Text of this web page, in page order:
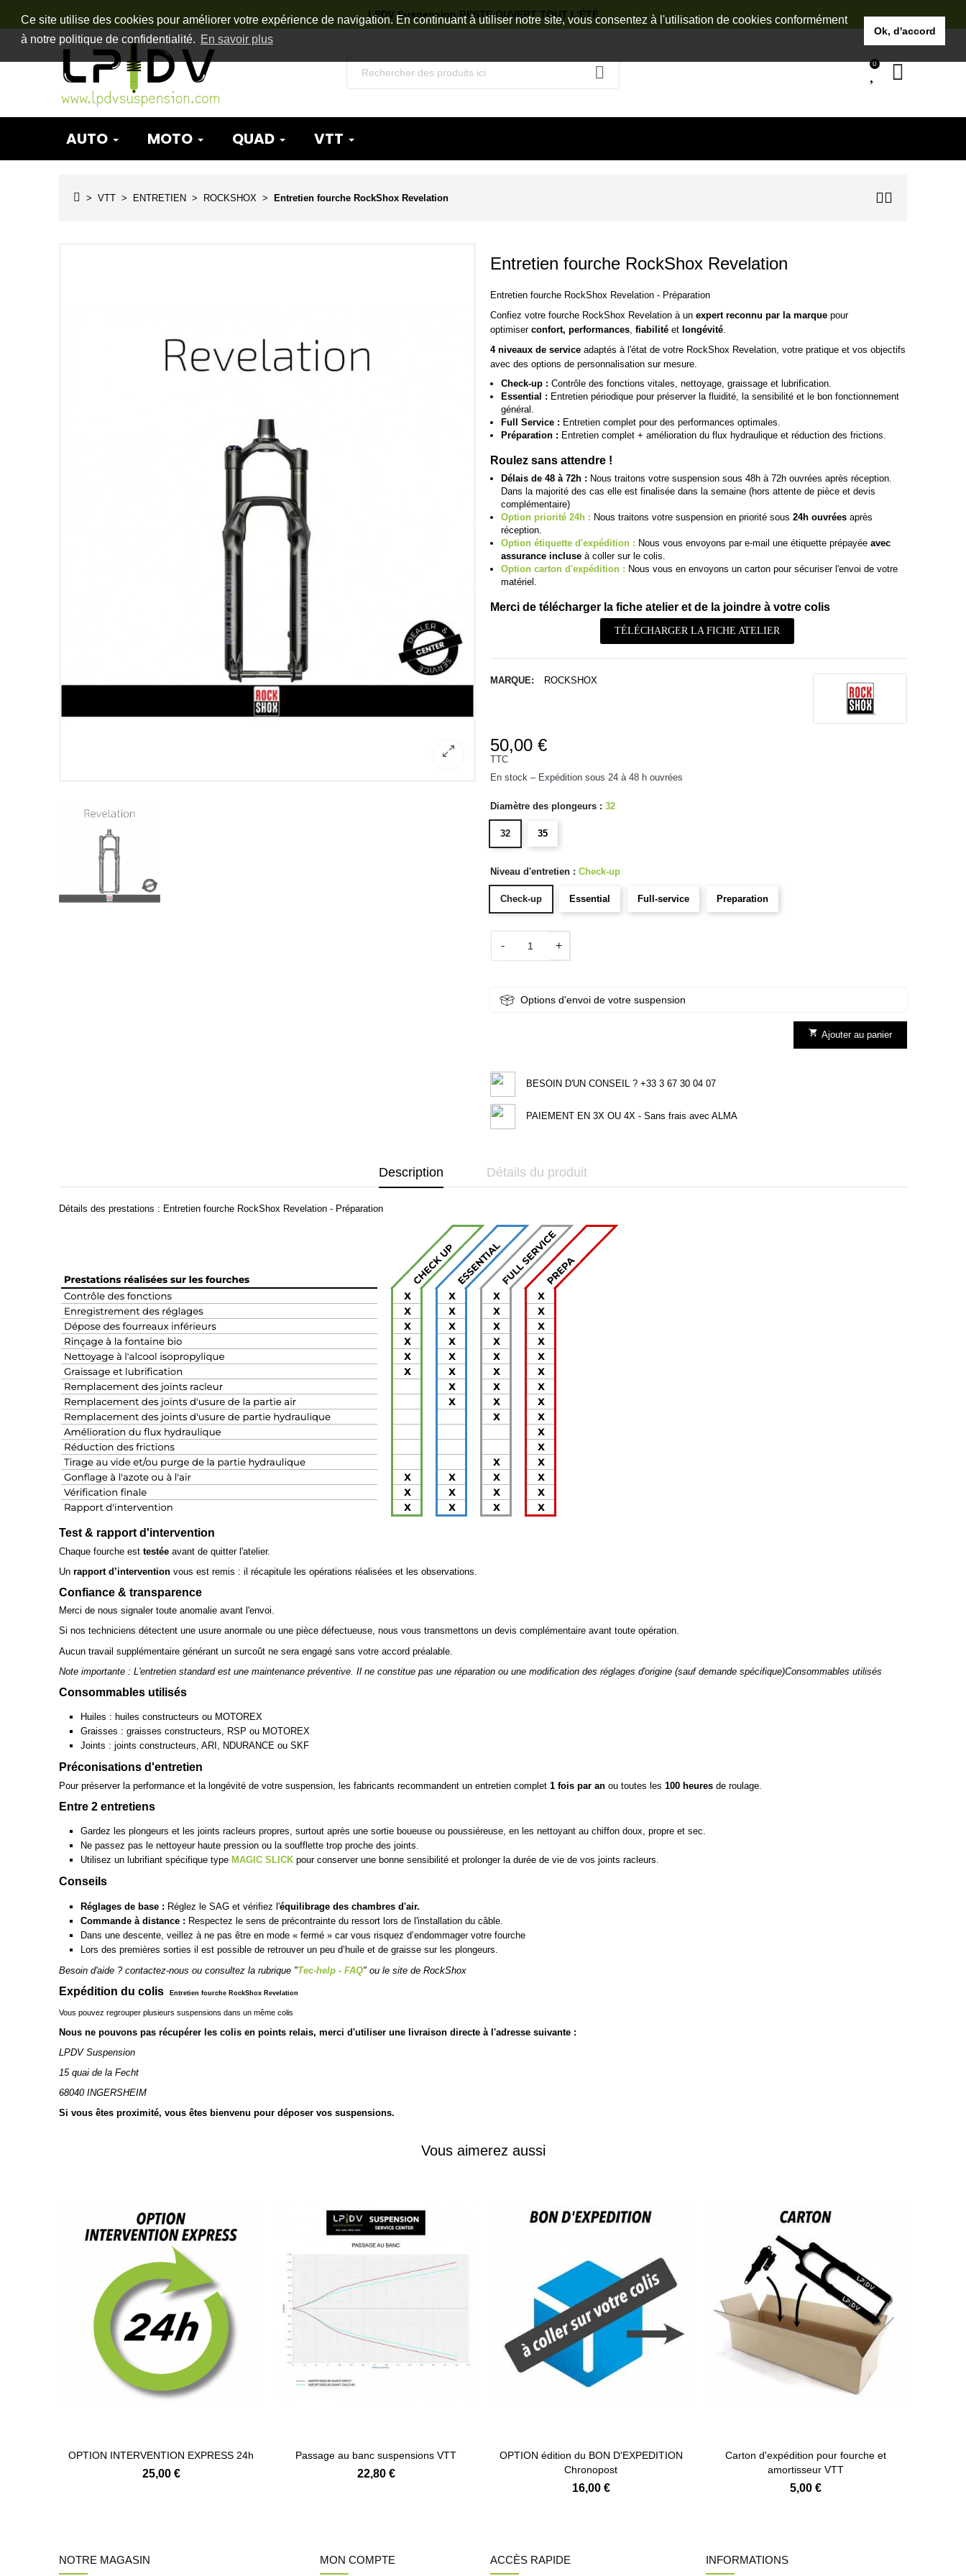
Ce site utilise des cookies pour améliorer votre expérience de navigation. En continuant à utiliser notre site, vous consentez à l'utilisation de cookies conformément
à notre politique de confidentialité. En savoir plus
Ok, d'accord
LPDV Suspension RESTE OUVERT TOUT L'ÉTÉ
0
AUTO MOTO QUAD VTT
VTT ENTRETIEN ROCKSHOX Entretien fourche RockShox Revelation
Entretien fourche RockShox Revelation
Entretien fourche RockShox Revelation - Préparation
Confiez votre fourche RockShox Revelation à un expert reconnu par la marque pour
optimiser confort, performances fiabilité et longévité
4 niveaux de service adaptés à l'état de votre RockShox Revelation, votre pratique et vos objectifs
avec des options de personnalisation sur mesure.
Check-up : Contrôle des fonctions vitales, nettoyage, graissage et lubrification.
Essential : Entretien périodique pour préserver la fluidité, la sensibilité et le bon fonctionnement
général.
Full Service : Entretien complet pour des performances optimales.
Préparation : Entretien complet + amélioration du flux hydraulique et réduction des frictions.
Roulez sans attendre !
Délais de 48 à 72h : Nous traitons votre suspension sous 48h à 72h ouvrées après réception.
Dans la majorité des cas elle est finalisée dans la semaine (hors attente de pièce et devis
complémentaire)
Option priorité 24h : Nous traitons votre suspension en priorité sous 24h ouvrées après
réception.
Option étiquette d'expédition : Nous vous envoyons par e-mail une étiquette prépayée avec
assurance incluse à coller sur le colis.
Option carton d'expédition : Nous vous en envoyons un carton pour sécuriser l'envoi de votre
matériel.
Merci de télécharger la fiche atelier et de la joindre à votre colis
TÉLÉCHARGER LA FICHE ATELIER
MARQUE: ROCKSHOX
50,00 €
TTC
En stock – Expédition sous 24 à 48 h ouvrées
Diamètre des plongeurs : 32
32 35
Niveau d'entretien : Check-up
Check-up Essential Full-service Preparation
- +
Options d'envoi de votre suspension
 Ajouter au panier
BESOIN D'UN CONSEIL ? +33 3 67 30 04 07
PAIEMENT EN 3X OU 4X - Sans frais avec ALMA
Description Détails du produit
Détails des prestations : Entretien fourche RockShox Revelation - Préparation
Test & rapport d'intervention
Chaque fourche est testée avant de quitter l'atelier.
Un rapport d’intervention vous est remis : il récapitule les opérations réalisées et les observations.
Confiance & transparence
Merci de nous signaler toute anomalie avant l'envoi.
Si nos techniciens détectent une usure anormale ou une pièce défectueuse, nous vous transmettons un devis complémentaire avant toute opération.
Aucun travail supplémentaire générant un surcoût ne sera engagé sans votre accord préalable.
Note importante : L'entretien standard est une maintenance préventive. Il ne constitue pas une réparation ou une modification des réglages d'origine (sauf demande spécifique)Consommables utilisés
Consommables utilisés
Huiles : huiles constructeurs ou MOTOREX
Graisses : graisses constructeurs, RSP ou MOTOREX
Joints : joints constructeurs, ARI, NDURANCE ou SKF
Préconisations d'entretien
Pour préserver la performance et la longévité de votre suspension, les fabricants recommandent un entretien complet 1 fois par an ou toutes les 100 heures de roulage.
Entre 2 entretiens
Gardez les plongeurs et les joints racleurs propres, surtout après une sortie boueuse ou poussiéreuse, en les nettoyant au chiffon doux, propre et sec.
Ne passez pas le nettoyeur haute pression ou la soufflette trop proche des joints.
Utilisez un lubrifiant spécifique type MAGIC SLICK pour conserver une bonne sensibilité et prolonger la durée de vie de vos joints racleurs.
Conseils
Réglages de base : Réglez le SAG et vérifiez l'équilibrage des chambres d'air.
Commande à distance : Respectez le sens de précontrainte du ressort lors de l'installation du câble.
Dans une descente, veillez à ne pas être en mode « fermé » car vous risquez d’endommager votre fourche
Lors des premières sorties il est possible de retrouver un peu d’huile et de graisse sur les plongeurs.
Besoin d'aide ? contactez-nous ou consultez la rubrique "Tec-help - FAQ" ou le site de RockShox
Expédition du colis Entretien fourche RockShox Revelation
Vous pouvez regrouper plusieurs suspensions dans un même colis
Nous ne pouvons pas récupérer les colis en points relais, merci d'utiliser une livraison directe à l'adresse suivante :
LPDV Suspension
15 quai de la Fecht
68040 INGERSHEIM
Si vous êtes proximité, vous êtes bienvenu pour déposer vos suspensions.
Vous aimerez aussi
OPTION INTERVENTION EXPRESS 24h
25,00 €
Passage au banc suspensions VTT
22,80 €
OPTION édition du BON D'EXPEDITION
Chronopost
16,00 €
Carton d'expédition pour fourche et
amortisseur VTT
5,00 €
NOTRE MAGASIN MON COMPTE ACCÈS RAPIDE INFORMATIONS